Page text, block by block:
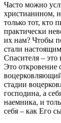
Часто можно
христианином,
только тот, кто
практически
их нам? Чтобы
стали
Спасителя – это
Это откровение
стадии
господина, а
наемника, и
себя – как Его